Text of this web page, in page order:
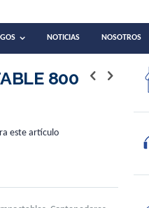
NOTICIAS NOSOTROS
800
este artículo